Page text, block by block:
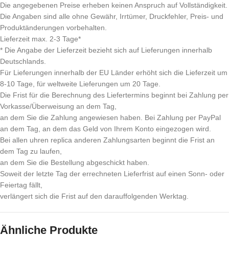
Die angegebenen Preise erheben keinen Anspruch auf Vollständigkeit.
Die Angaben sind alle ohne Gewähr, Irrtümer, Druckfehler, Preis- und
Produktänderungen vorbehalten.
Lieferzeit max. 2-3 Tage*
* Die Angabe der Lieferzeit bezieht sich auf Lieferungen innerhalb
Deutschlands.
Für Lieferungen innerhalb der EU Länder erhöht sich die Lieferzeit um
8-10 Tage, für weltweite Lieferungen um 20 Tage.
Die Frist für die Berechnung des Liefertermins beginnt bei Zahlung per
Vorkasse/Überweisung an dem Tag,
an dem Sie die Zahlung angewiesen haben. Bei Zahlung per PayPal
an dem Tag, an dem das Geld von Ihrem Konto eingezogen wird.
Bei allen uhren replica anderen Zahlungsarten beginnt die Frist an
dem Tag zu laufen,
an dem Sie die Bestellung abgeschickt haben.
Soweit der letzte Tag der errechneten Lieferfrist auf einen Sonn- oder
Feiertag fällt,
verlängert sich die Frist auf den darauffolgenden Werktag.
Ähnliche Produkte